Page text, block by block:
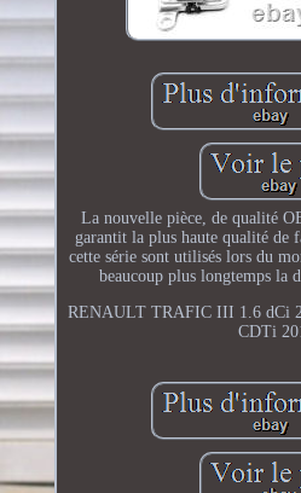
La nouvelle pièce, de qualité
garantit la plus haute qualité de
cette série sont utilisés lors du
beaucoup plus longtemps la
RENAULT TRAFIC III 1.6 dCi
CDTi